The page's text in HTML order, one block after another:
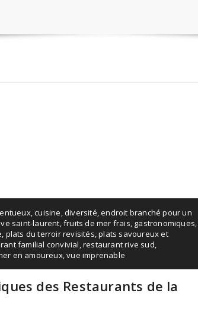
,cuisine,diversité,endroit branché pour un
saint-laurent,fruits de mer frais, gastronomiques,
, plats du terroir revisités,plats savoureux et
familial convivial,restaurant rive sud,
en amoureux,vue imprenable
des Restaurants de la